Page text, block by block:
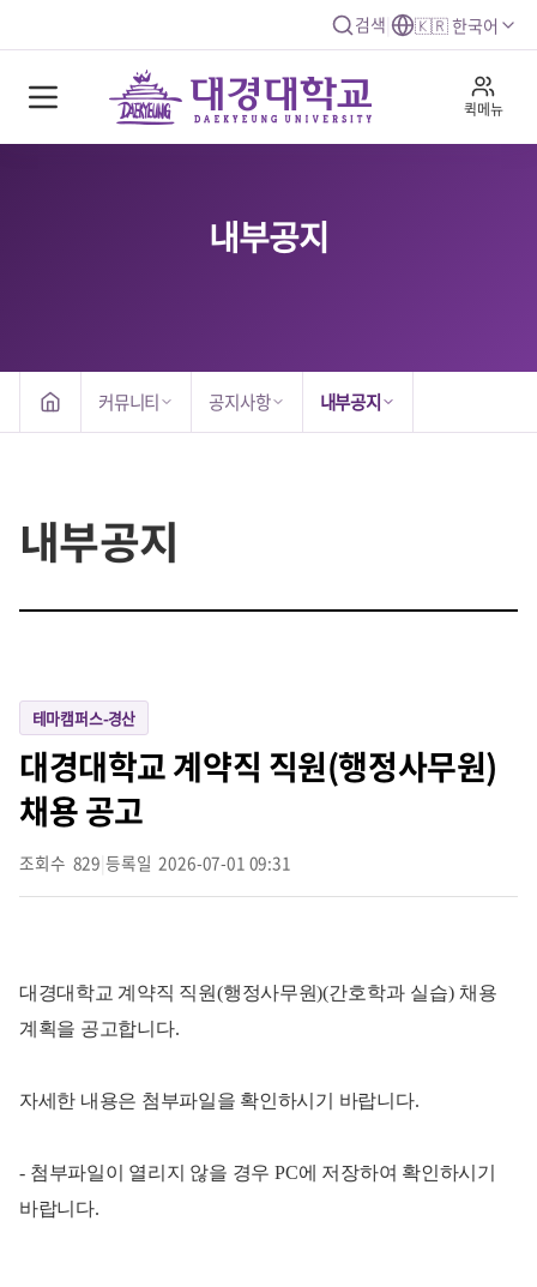
검색 🇰🇷 한국어
퀵메뉴
내부공지
커뮤니티 공지사항 내부공지
내부공지
테마캠퍼스-경산
대경대학교 계약직 직원(행정사무원)
채용 공고
조회수 829 등록일 2026-07-01 09:31
대경대학교 계약직 직원(행정사무원)(간호학과 실습) 채용
계획을 공고합니다.
자세한 내용은 첨부파일을 확인하시기 바랍니다.
- 첨부파일이 열리지 않을 경우 PC에 저장하여 확인하시기
바랍니다.